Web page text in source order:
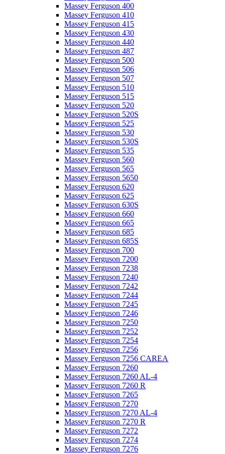
Massey Ferguson 400
Massey Ferguson 410
Massey Ferguson 415
Massey Ferguson 430
Massey Ferguson 440
Massey Ferguson 487
Massey Ferguson 500
Massey Ferguson 506
Massey Ferguson 507
Massey Ferguson 510
Massey Ferguson 515
Massey Ferguson 520
Massey Ferguson 520S
Massey Ferguson 525
Massey Ferguson 530
Massey Ferguson 530S
Massey Ferguson 535
Massey Ferguson 560
Massey Ferguson 565
Massey Ferguson 5650
Massey Ferguson 620
Massey Ferguson 625
Massey Ferguson 630S
Massey Ferguson 660
Massey Ferguson 665
Massey Ferguson 685
Massey Ferguson 685S
Massey Ferguson 700
Massey Ferguson 7200
Massey Ferguson 7238
Massey Ferguson 7240
Massey Ferguson 7242
Massey Ferguson 7244
Massey Ferguson 7245
Massey Ferguson 7246
Massey Ferguson 7250
Massey Ferguson 7252
Massey Ferguson 7254
Massey Ferguson 7256
Massey Ferguson 7256 CAREA
Massey Ferguson 7260
Massey Ferguson 7260 AL-4
Massey Ferguson 7260 R
Massey Ferguson 7265
Massey Ferguson 7270
Massey Ferguson 7270 AL-4
Massey Ferguson 7270 R
Massey Ferguson 7272
Massey Ferguson 7274
Massey Ferguson 7276